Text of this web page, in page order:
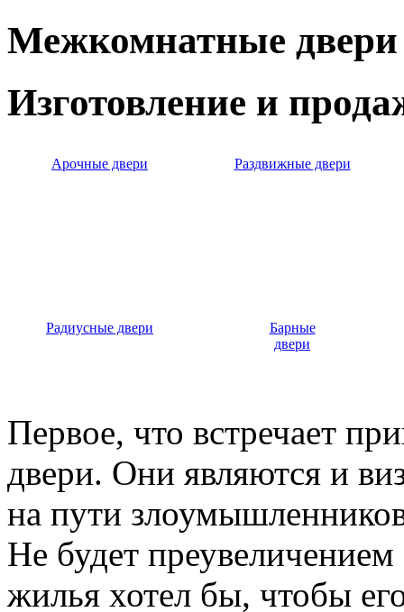
Межкомнатные двери
Изготовление и
Арочные двери Раздвижные двери
Радиусные двери
Барные
двери
Первое, что встречает
двери. Они являются и
на пути
Не будет
жилья хотел бы, чтобы